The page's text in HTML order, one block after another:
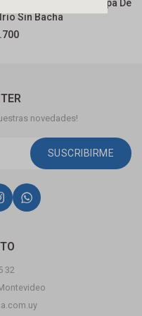
Beige 61 Cm Con Tapa De
Sin Bacha
32
novedades!
SUSCRIBIRME
